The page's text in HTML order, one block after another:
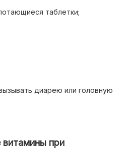
таблетки;
диарею или головную
витамины при